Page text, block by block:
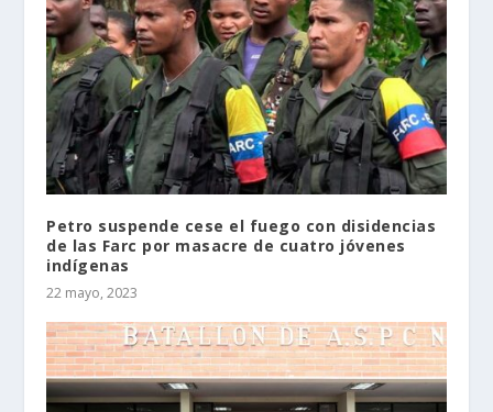
Petro suspende cese el fuego con disidencias
de las Farc por masacre de cuatro jóvenes
indígenas
22 mayo, 2023